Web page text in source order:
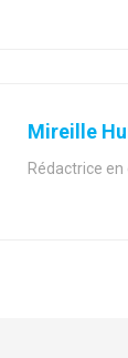
Mireille
Rédactrice